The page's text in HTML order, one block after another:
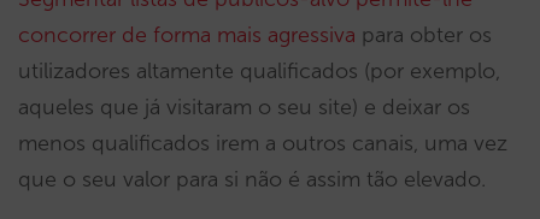
concorrer de forma mais agressiva para obter os
utilizadores altamente qualificados (por exemplo,
aqueles que já visitaram o seu site) e deixar os
menos qualificados irem a outros canais, uma vez
que o seu valor para si não é assim tão elevado.